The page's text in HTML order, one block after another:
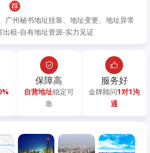
广州秘书地址挂靠、地址变更、地址异常
租-自有地址资源-实力见证
保障高
自营地址稳定可
靠
服务好
金牌顾问1对1沟
通